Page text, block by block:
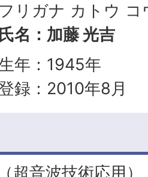
フリガナ カトウ コ
氏名：加藤 光吉
年：1945年
録：2010年8月
超音波技術応用）